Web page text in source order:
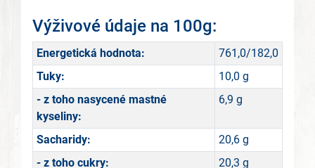
Výživové údaje na 100g:
Energetická hodnota:
761,0/182,0
Tuky:
10,0 g
- z toho nasycené mastné
kyseliny:
6,9 g
Sacharidy:
20,6 g
- z toho cukry:
20,3 g